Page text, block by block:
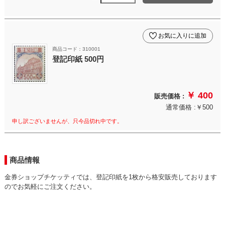
商品コード：310001
登記印紙 500円
お気に入りに追加
販売価格 : ￥ 400
通常価格 :￥500
申し訳ございませんが、只今品切れ中です。
商品情報
金券ショップチケッティでは、登記印紙を1枚から格安販売しております
のでお気軽にご注文ください。